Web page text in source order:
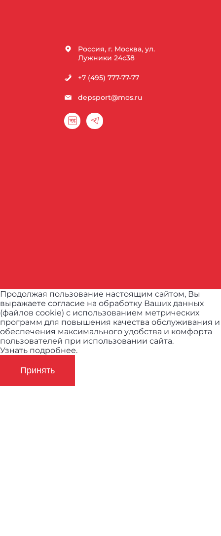
Россия, г. Москва, ул.
Лужники 24с38
+7 (495) 777-77-77
depsport@mos.ru
Продолжая пользование настоящим сайтом, Вы
выражаете согласие на обработку Ваших данных
(файлов cookie) с использованием метрических
программ для повышения качества обслуживания и
обеспечения максимального удобства и комфорта
пользователей при использовании сайта.
Узнать подробнее.
Принять